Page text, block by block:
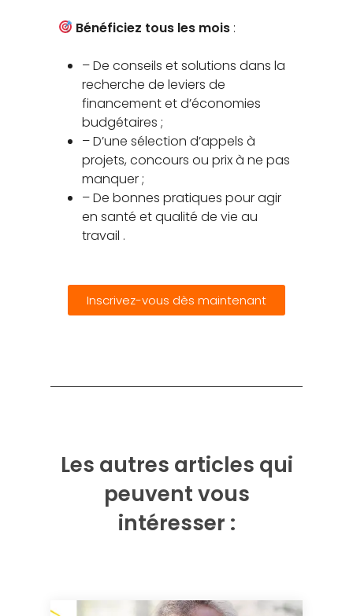
Bénéficiez tous les mois :
– De conseils et solutions dans la
recherche de leviers de
financement et d’économies
budgétaires ;
– D’une sélection d’appels à
projets, concours ou prix à ne pas
manquer ;
– De bonnes pratiques pour agir
en santé et qualité de vie au
travail .
Inscrivez-vous dès maintenant
Les autres articles qui
peuvent vous
intéresser :